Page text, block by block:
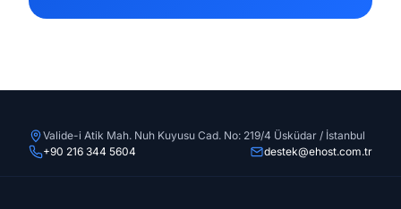
Valide-i Atik Mah. Nuh Kuyusu Cad. No: 219/4 Üsküdar / İstanbul
+90 216 344 5604
destek@ehost.com.tr